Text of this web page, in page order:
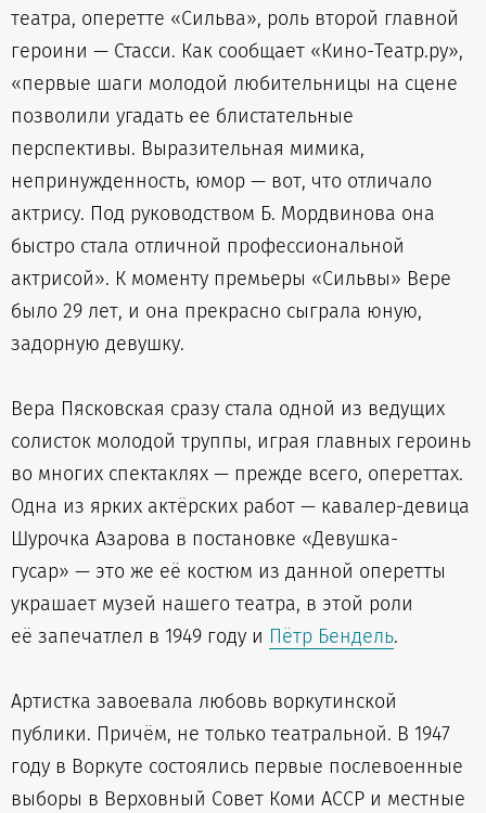
театра, оперетте «Сильва», роль второй главной
героини — Стасси. Как сообщает «Кино-Театр.ру»,
«первые шаги молодой любительницы на сцене
позволили угадать ее блистательные
перспективы. Выразительная мимика,
непринужденность, юмор — вот, что отличало
актрису. Под руководством Б. Мордвинова она
быстро стала отличной профессиональной
актрисой». К моменту премьеры «Сильвы» Вере
было 29 лет, и она прекрасно сыграла юную,
задорную девушку.
Вера Пясковская сразу стала одной из ведущих
солисток молодой труппы, играя главных героинь
во многих спектаклях — прежде всего, опереттах.
Одна из ярких актёрских работ — кавалер-девица
Шурочка Азарова в постановке «Девушка-
гусар» — это же её костюм из данной оперетты
украшает музей нашего театра, в этой роли
её запечатлел в 1949 году и Пётр Бендель.
Артистка завоевала любовь воркутинской
публики. Причём, не только театральной. В 1947
году в Воркуте состоялись первые послевоенные
выборы в Верховный Совет Коми АССР и местные